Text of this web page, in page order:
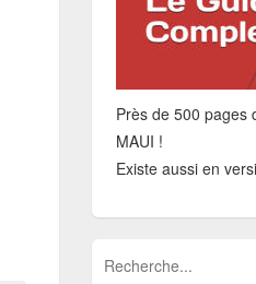
Près de 500 pages
MAUI !
Existe aussi en